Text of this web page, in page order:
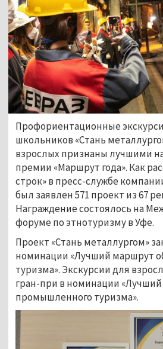
Профориентационные
школьников «Стань
взрослых признаны лучшими
премии «Маршрут года». Как
строк» в пресс-службе
был заявлен 571 проект из 67
Награждение состоялось на
форуме по этнотуризму в Уфе.
Проект «Стань металлургом»
номинации «Лучший маршрут
туризма». Экскурсии для
гран-при в номинации
промышленного туризма».